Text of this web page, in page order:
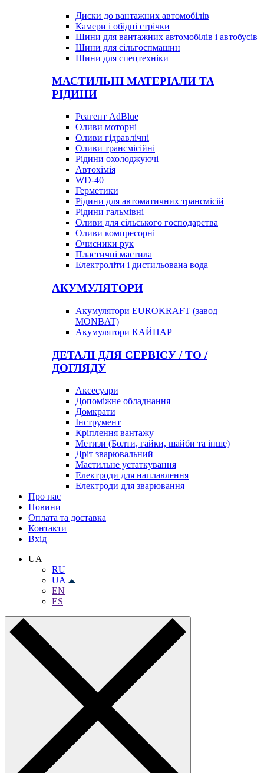
Диски до вантажних автомобілів
Камери і обідні стрічки
Шини для вантажних автомобілів і автобусів
Шини для сільгоспмашин
Шини для спецтехніки
МАСТИЛЬНІ МАТЕРІАЛИ ТА
РІДИНИ
Реагент AdBlue
Оливи моторні
Оливи гідравлічні
Оливи трансмісійні
Рідини охолоджуючі
Автохімія
WD-40
Герметики
Рідини для автоматичних трансмісій
Рідини гальмівні
Оливи для сільського господарства
Оливи компресорні
Очисники рук
Пластичні мастила
Електроліти і дистильована вода
АКУМУЛЯТОРИ
Акумулятори EUROKRAFT (завод
MONBAT)
Акумулятори КАЙНАР
ДЕТАЛІ ДЛЯ СЕРВІСУ / ТО /
ДОГЛЯДУ
Аксесуари
Допоміжне обладнання
Домкрати
Інструмент
Кріплення вантажу
Метизи (Болти, гайки, шайби та інше)
Дріт зварювальний
Мастильне устаткування
Електроди для наплавлення
Електроди для зварювання
Про нас
Новини
Оплата та доставка
Контакти
Вхiд
UA
RU
UA
EN
ES